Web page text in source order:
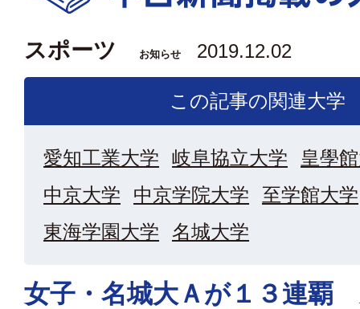
スポーツ お知らせ 2019.12.02
この記事の関連大学
愛知工業大学 岐阜協立大学
皇學
中京大学
中京学院大学
至学館大学
東海学園大学
名城大学
女子・名城大Ａが１３連覇